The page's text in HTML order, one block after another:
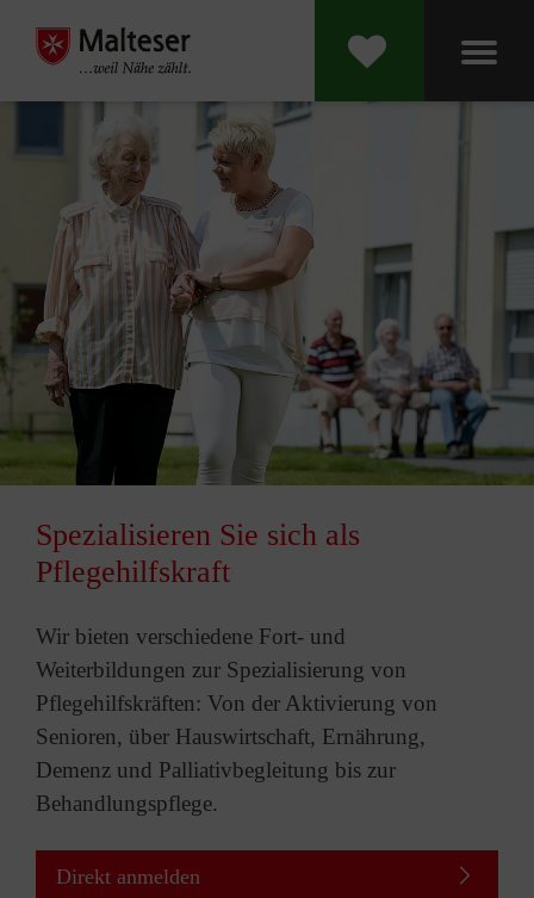
Spezialisieren Sie sich als
Pflegehilfskraft
Wir bieten verschiedene Fort- und
Weiterbildungen zur Spezialisierung von
Pflegehilfskräften: Von der Aktivierung von
Senioren, über Hauswirtschaft, Ernährung,
Demenz und Palliativbegleitung bis zur
Behandlungspflege.
Direkt anmelden